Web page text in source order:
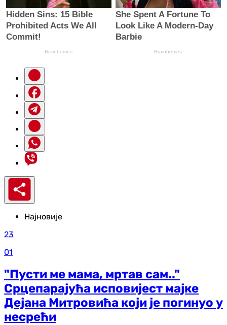
Најновије
23
01
"Пусти ме мама, мртав сам.."
Срцепарајућа исповијест мајке
Дејана Митровића који је погинуо у
несрећи